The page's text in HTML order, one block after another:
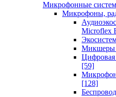
Микрофонные
Микрофоны,
Microflex
Микшеры
Цифровая
[59]
[128]